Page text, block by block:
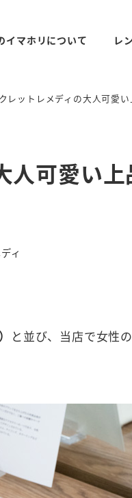
イマホリについて レ
レットレメディの大人可愛
人可愛い
ィ
と並び、当店で女性